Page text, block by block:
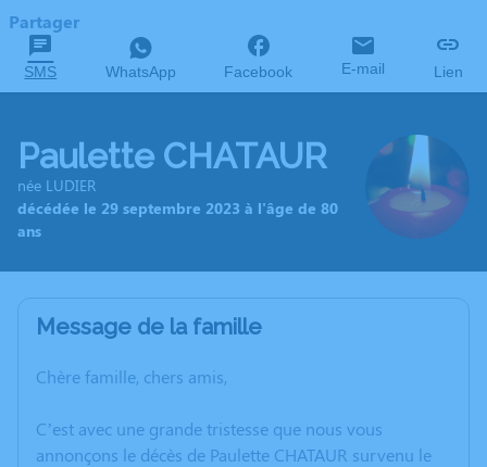
Partager
SMS WhatsApp Facebook E-mail Lien
Paulette CHATAUR
née LUDIER
décédée le 29 septembre 2023 à l'âge de 80
ans
Message de la famille
Chère famille, chers amis,
C’est avec une grande tristesse que nous vous
annonçons le décès de Paulette CHATAUR survenu le